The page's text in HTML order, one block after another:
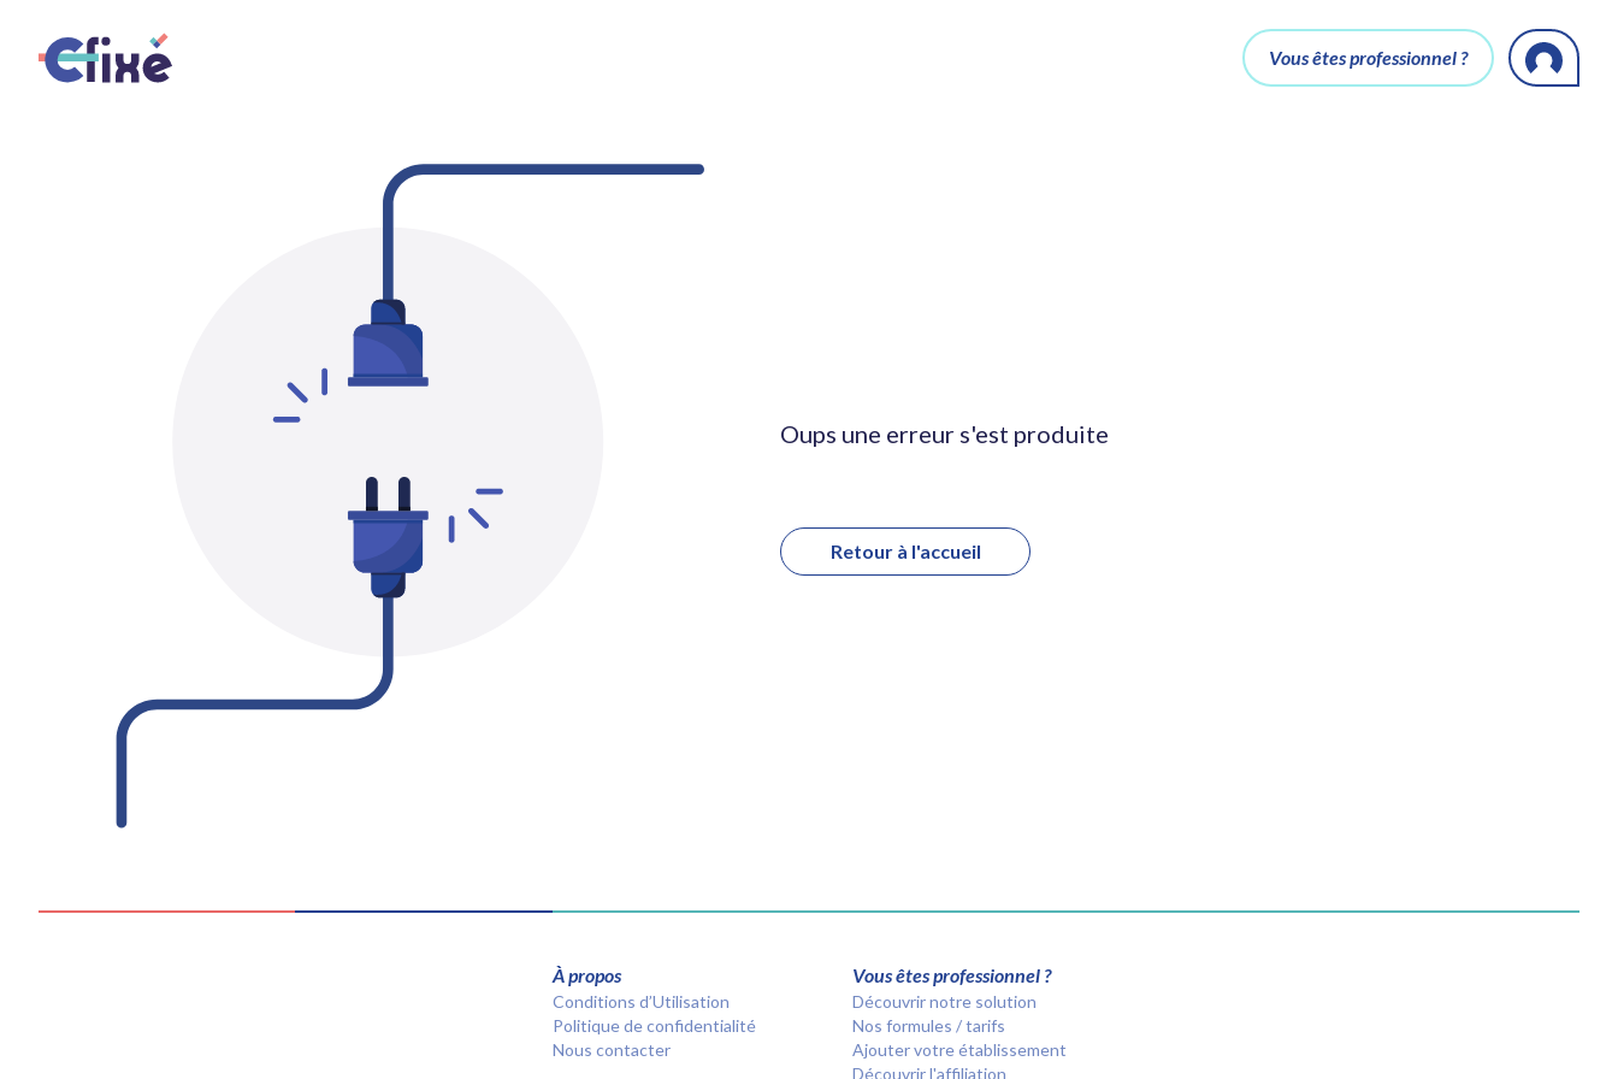
Vous êtes professionnel ?
Oups une erreur s'est produite
Retour à l'accueil
À propos
Conditions d’Utilisation
Politique de confidentialité
Nous contacter
Vous êtes professionnel ?
Découvrir notre solution
Nos formules / tarifs
Ajouter votre établissement
Découvrir l'affiliation